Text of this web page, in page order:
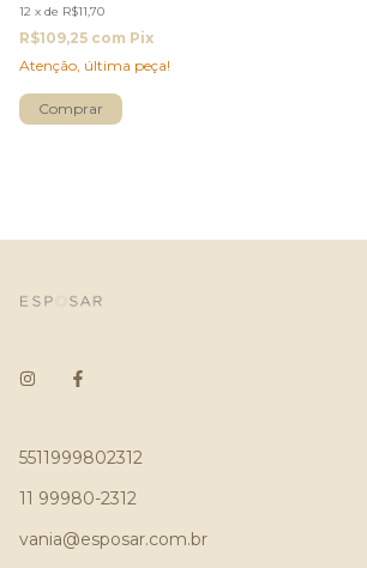
12 x de R$11,70
R$109,25 com Pix
Atenção, última peça!
Comprar
5511999802312
11 99980-2312
vania@esposar.com.br